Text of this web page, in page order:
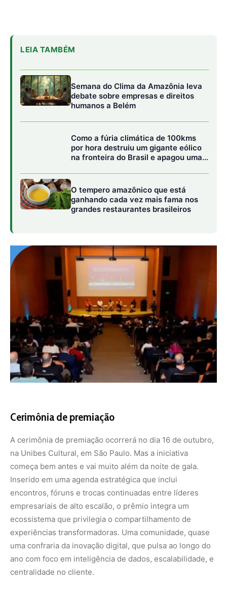
Cerimônia de premiação
A cerimônia de premiação ocorrerá no dia 16 de outubro,
na Unibes Cultural, em São Paulo. Mas a iniciativa
começa bem antes e vai muito além da noite de gala.
Inserido em uma agenda estratégica que inclui
encontros, fóruns e trocas continuadas entre líderes
empresariais de alto escalão, o prêmio integra um
ecossistema que privilegia o compartilhamento de
experiências transformadoras. Uma comunidade, quase
uma confraria da inovação digital, que pulsa ao longo do